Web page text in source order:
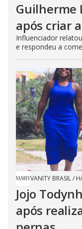
Guilherme
após criar
Influenciador
e respondeu a
VANITY BRASIL/
Jojo
após